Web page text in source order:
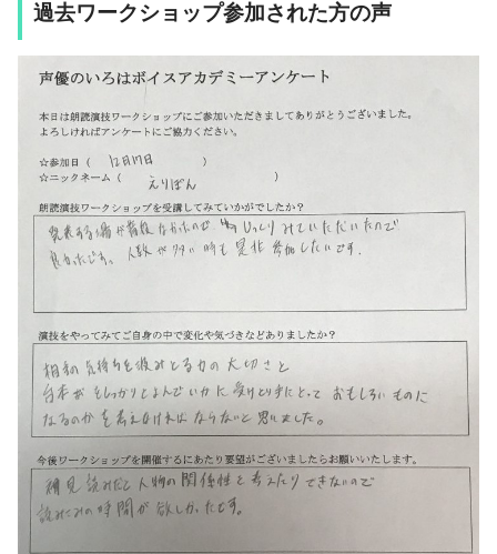
過去ワークショップ参加された方の声